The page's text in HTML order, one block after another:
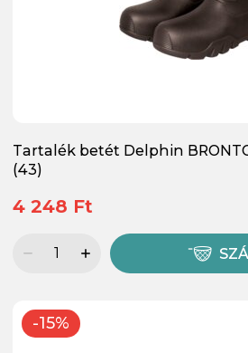
Tartalék betét Delphin
(43)
4 248 Ft
-15%